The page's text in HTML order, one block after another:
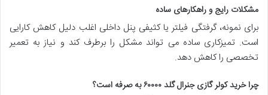
مشکلات رایج و راهکارهای ساده
برای نمونه، گرفتگی فیلتر یا کثیفی پنل داخلی اغلب دلیل کاهش کارایی
است. تمیزکاری ساده می تواند مشکل را برطرف کند و نیاز به تعمیر
تخصصی را کاهش دهد.
چرا خرید کولر گازی جنرال گلد ۶۰۰۰۰ به صرفه است؟